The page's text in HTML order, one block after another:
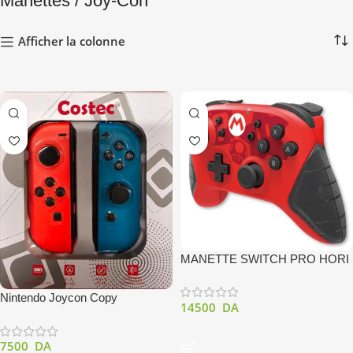
Afficher la colonne
Nintendo Joycon Copy
7500 DA
MANETTE SWITCH PRO HORI
14500 DA